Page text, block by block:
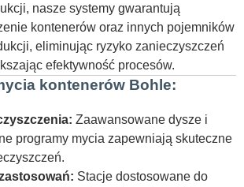
nasze systemy gwarantują
kontenerów oraz innych pojemników
eliminując ryzyko zanieczyszczeń
efektywność procesów.
kontenerów Bohle:
Zaawansowane dysze i
programy mycia zapewniają skuteczne
Stacje dostosowane do